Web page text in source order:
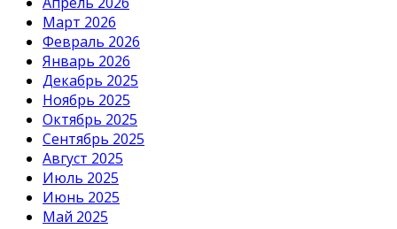
Март 2026
Февраль 2026
Январь 2026
Декабрь 2025
Ноябрь 2025
Октябрь 2025
Сентябрь 2025
Август 2025
Июль 2025
Июнь 2025
Май 2025